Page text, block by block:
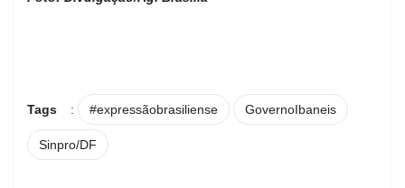
Tags : #expressãobrasiliense GovernoIbaneis
Sinpro/DF